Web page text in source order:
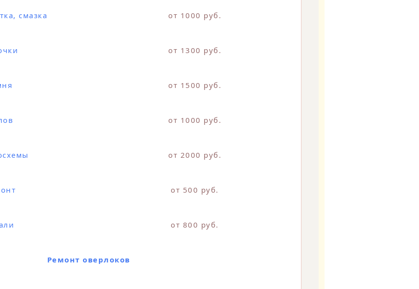
смазка от 1000 руб.
от 1300 руб.
от 1500 руб.
от 1000 руб.
от 2000 руб.
от 500 руб.
от 800 руб.
Ремонт оверлоков